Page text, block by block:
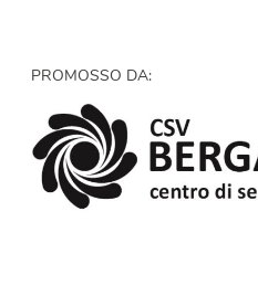
PROMOSSO DA: